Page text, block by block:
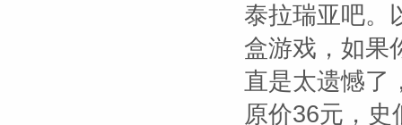
泰拉瑞亚吧。
盒游戏，如果
直是太遗憾了
原价36元，